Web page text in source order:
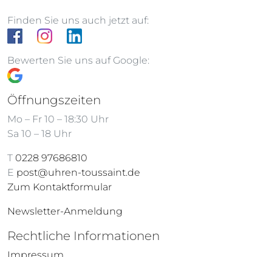
Finden Sie uns auch jetzt auf:
Bewerten Sie uns auf Google:
Öffnungszeiten
Mo – Fr 10 – 18:30 Uhr
Sa 10 – 18 Uhr
T 0228 97686810
E post@uhren-toussaint.de
Zum Kontaktformular
Newsletter-Anmeldung
Rechtliche Informationen